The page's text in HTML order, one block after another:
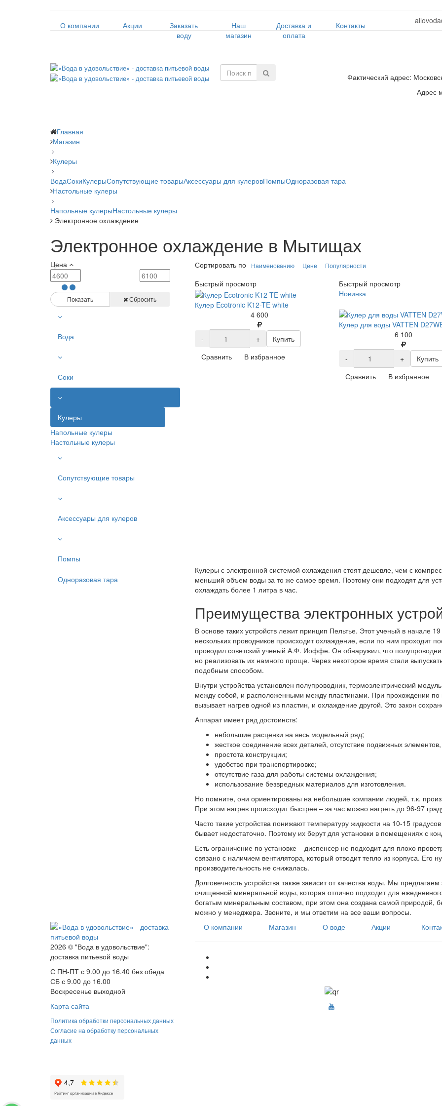
О компании Акции
Заказать
воду
Наш
магазин
Доставка и
оплата
Контакты
Фактический адрес:
Адрес
Главная
Магазин
Кулеры
ВодаСокиКулерыСопутствующие товарыАксессуары для кулеровПомпыОдноразовая тара
Настольные кулеры
Напольные кулерыНастольные кулеры
Электронное охлаждение
Электронное охлаждение в Мытищах
Цена
Показать Сбросить
Вода
Соки
Кулеры
Напольные кулеры
Настольные кулеры
Сопутствующие товары
Аксессуары для кулеров
Помпы
Одноразовая тара
Сортировать по Наименованию Цене Популярности
Быстрый просмотр
Кулер Ecotronic K12-TE white
4 600
- +
Купить
Сравнить
В избранное
Быстрый просмотр
Новинка
Кулер для воды VATTEN
6 100
- +
Купить
Сравнить
В избранное
Кулеры с электронной системой охлаждения стоят дешевле, чем с
меньший объем воды за то же самое время. Поэтому они подходят для
охлаждать более 1 литра в час.
Преимущества электронных
В основе таких устройств лежит принцип Пельтье. Этот ученый в начале
нескольких проводников происходит охлаждение, если по ним проходит
проводил советский ученый А.Ф. Иоффе. Он обнаружил, что
но реализовать их намного проще. Через некоторое время стали
подобным способом.
Внутри устройства установлен полупроводник, термоэлектрический
между собой, и расположенными между пластинами. При прохождении по
вызывает нагрев одной из пластин, и охлаждение другой. Это закон
Аппарат имеет ряд достоинств:
небольшие расценки на весь модельный ряд;
жесткое соединение всех деталей, отсутствие подвижных
простота конструкции;
удобство при транспортировке;
отсутствие газа для работы системы охлаждения;
использование безвредных материалов для изготовления.
Но помните, они ориентированы на небольшие компании людей, т.к.
При этом нагрев происходит быстрее – за час можно нагреть до 96-97
Часто такие устройства понижают температуру жидкости на 10-15
бывает недостаточно. Поэтому их берут для установки в помещениях с
Есть ограничение по установке – диспенсер не подходит для плохо
связано с наличием вентилятора, который отводит тепло из корпуса. Его
производительность не снижалась.
Долговечность устройства также зависит от качества воды. Мы
очищенной минеральной воды, которая отлично подходит для
богатым минеральным составом, при этом она создана самой природой,
можно у менеджера. Звоните, и мы ответим на все ваши вопросы.
2026 © "Вода в удовольствие":
доставка питьевой воды
С ПН-ПТ с 9.00 до 16.40 без обеда
СБ с 9.00 до 16.00
Воскресенье выходной
Карта сайта
Политика обработки персональных данных
Согласие на обработку персональных
данных
О компании Магазин О воде Акции